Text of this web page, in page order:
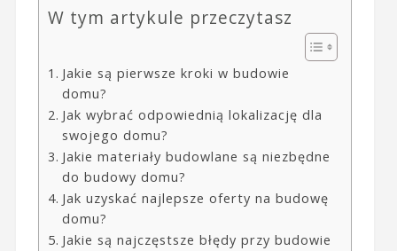
W tym artykule przeczytasz
Jakie są pierwsze kroki w budowie
domu?
Jak wybrać odpowiednią lokalizację dla
swojego domu?
Jakie materiały budowlane są niezbędne
do budowy domu?
Jak uzyskać najlepsze oferty na budowę
domu?
Jakie są najczęstsze błędy przy budowie